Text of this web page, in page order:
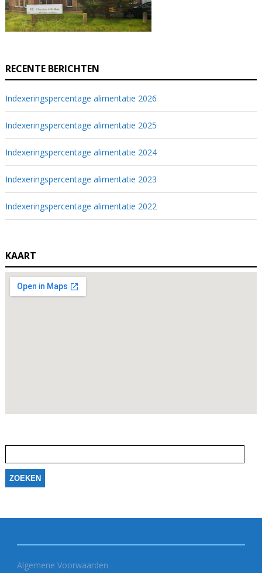
RECENTE BERICHTEN
Indexeringspercentage alimentatie 2026
Indexeringspercentage alimentatie 2025
Indexeringspercentage alimentatie 2024
Indexeringspercentage alimentatie 2023
Indexeringspercentage alimentatie 2022
KAART
naar:
Algemene Voorwaarden